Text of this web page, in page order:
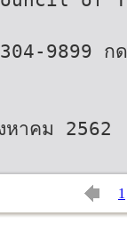
9899 ก
าคม 2562
1